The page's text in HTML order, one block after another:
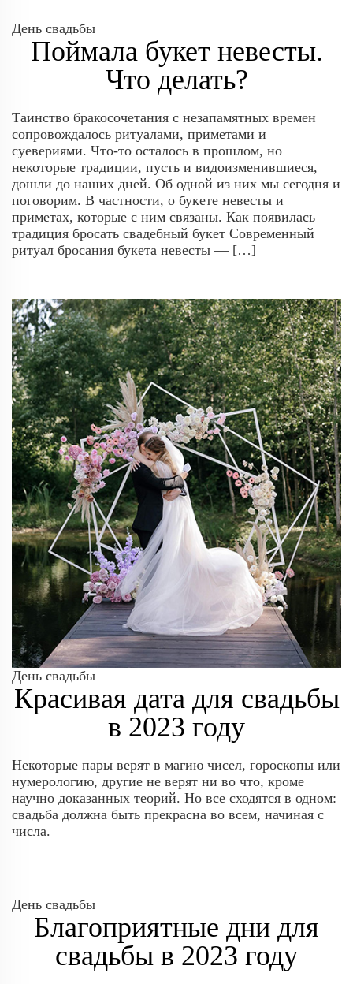
День свадьбы
Поймала букет невесты.
Что делать?
Таинство бракосочетания с незапамятных времен
сопровождалось ритуалами, приметами и
суевериями. Что-то осталось в прошлом, но
некоторые традиции, пусть и видоизменившиеся,
дошли до наших дней. Об одной из них мы сегодня и
поговорим. В частности, о букете невесты и
приметах, которые с ним связаны. Как появилась
традиция бросать свадебный букет Современный
ритуал бросания букета невесты — […]
День свадьбы
Красивая дата для свадьбы
в 2023 году
Некоторые пары верят в магию чисел, гороскопы или
нумерологию, другие не верят ни во что, кроме
научно доказанных теорий. Но все сходятся в одном:
свадьба должна быть прекрасна во всем, начиная с
числа.
День свадьбы
Благоприятные дни для
свадьбы в 2023 году